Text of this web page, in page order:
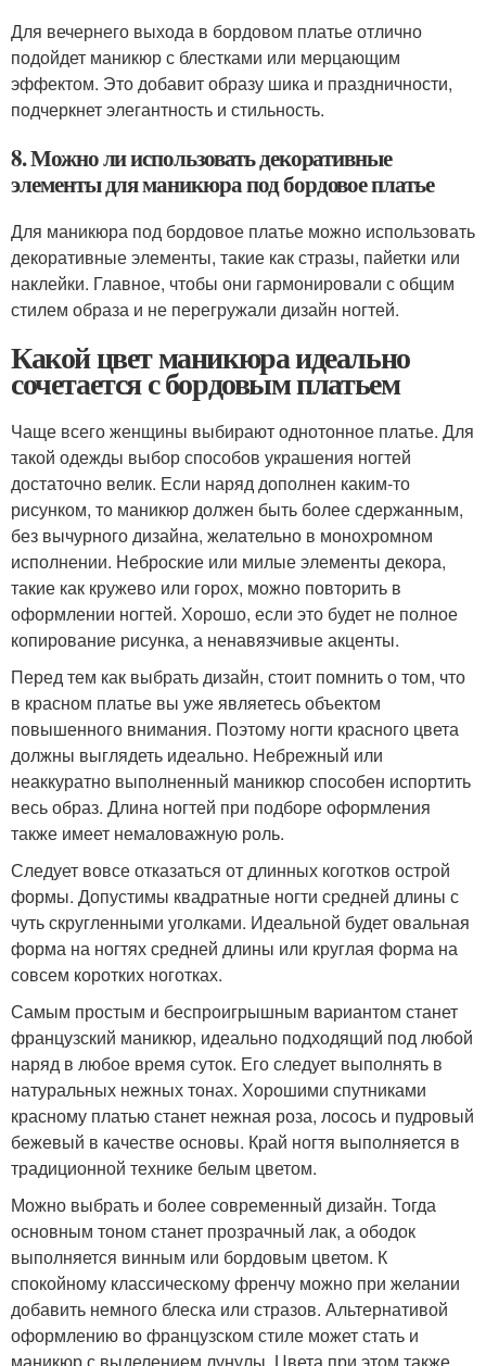
Для вечернего выхода в бордовом платье отлично
подойдет маникюр с блестками или мерцающим
эффектом. Это добавит образу шика и праздничности,
подчеркнет элегантность и стильность.
8. Можно ли использовать декоративные
элементы для маникюра под бордовое платье
Для маникюра под бордовое платье можно использовать
декоративные элементы, такие как стразы, пайетки или
наклейки. Главное, чтобы они гармонировали с общим
стилем образа и не перегружали дизайн ногтей.
Какой цвет маникюра идеально
сочетается с бордовым платьем
Чаще всего женщины выбирают однотонное платье. Для
такой одежды выбор способов украшения ногтей
достаточно велик. Если наряд дополнен каким-то
рисунком, то маникюр должен быть более сдержанным,
без вычурного дизайна, желательно в монохромном
исполнении. Неброские или милые элементы декора,
такие как кружево или горох, можно повторить в
оформлении ногтей. Хорошо, если это будет не полное
копирование рисунка, а ненавязчивые акценты.
Перед тем как выбрать дизайн, стоит помнить о том, что
в красном платье вы уже являетесь объектом
повышенного внимания. Поэтому ногти красного цвета
должны выглядеть идеально. Небрежный или
неаккуратно выполненный маникюр способен испортить
весь образ. Длина ногтей при подборе оформления
также имеет немаловажную роль.
Следует вовсе отказаться от длинных коготков острой
формы. Допустимы квадратные ногти средней длины с
чуть скругленными уголками. Идеальной будет овальная
форма на ногтях средней длины или круглая форма на
совсем коротких ноготках.
Самым простым и беспроигрышным вариантом станет
французский маникюр, идеально подходящий под любой
наряд в любое время суток. Его следует выполнять в
натуральных нежных тонах. Хорошими спутниками
красному платью станет нежная роза, лосось и пудровый
бежевый в качестве основы. Край ногтя выполняется в
традиционной технике белым цветом.
Можно выбрать и более современный дизайн. Тогда
основным тоном станет прозрачный лак, а ободок
выполняется винным или бордовым цветом. К
спокойному классическому френчу можно при желании
добавить немного блеска или стразов. Альтернативой
оформлению во французском стиле может стать и